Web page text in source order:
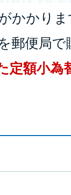
かかり
郵便局
定額小為